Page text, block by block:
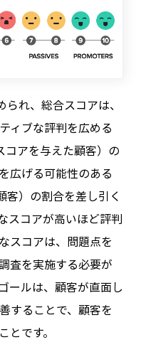
れ、総合スコアは、
ィブな評判を広める
アを与えた顧客）の
広げる可能性のある
）の割合を差し引く
スコアが高いほど評判
スコアは、問題点を
査を実施する必要が
ールは、顧客が直面し
することで、顧客を
です。